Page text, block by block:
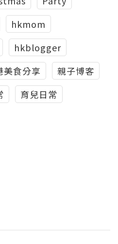
hkmom
hkblogger
美食分享
親子博客
育兒日常